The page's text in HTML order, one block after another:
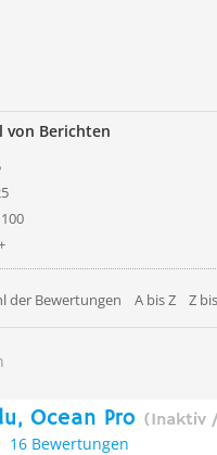
von Berichten
der Bewertungen A bis Z Z
Ocean Pro (Inaktiv
16 Bewertungen